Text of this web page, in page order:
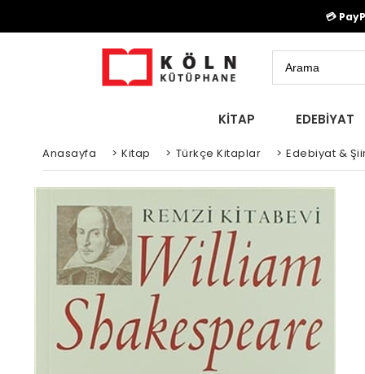
💳
KİTAP EDEBİYAT
Anasayfa > Kitap > Türkçe Kitaplar > Edebiyat &